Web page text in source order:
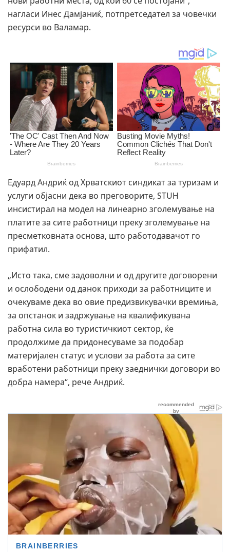
нагласи Инес Дамјаниќ, потпретседател за човечки
ресурси во Валамар.
Едуард Андриќ од Хрватскиот синдикат за туризам и
услуги објасни дека во преговорите, STUH
инсистирал на модел на линеарно зголемување на
платите за сите работници преку зголемување на
пресметковната основа, што работодавачот го
прифатил.
„Исто така, сме задоволни и од другите договорени
и ослободени од данок приходи за работниците и
очекуваме дека во овие предизвикувачки времиња,
за опстанок и задржување на квалификувана
работна сила во туристичкиот сектор, ќе
продолжиме да придонесуваме за подобар
материјален статус и услови за работа за сите
вработени работници преку заеднички договори во
добра намера“, рече Андриќ.